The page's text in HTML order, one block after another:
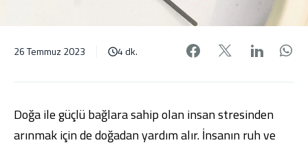
26 Temmuz 2023 4 dk. Facebook'da
X'de
Doğa ile güçlü bağlara sahip olan insan stresinden
arınmak için de doğadan yardım alır. İnsanın ruh ve